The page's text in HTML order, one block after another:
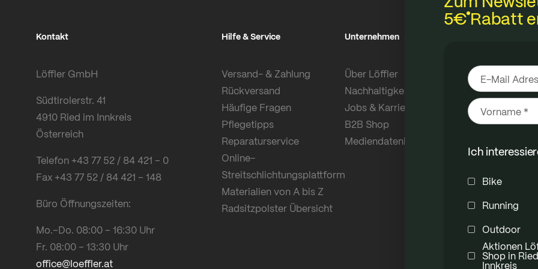
Kontakt
Löffler GmbH
Südtirolerstr. 41
4910 Ried im Innkreis
Österreich
Telefon +43 77 52 / 84 421 – 0
Fax +43 77 52 / 84 421 – 148
Büro Öffnungszeiten:
Mo.–Do. 08:00 – 16:30 Uhr
Fr. 08:00 – 13:30 Uhr
office@loeffler.at
Hilfe & Service
Versand- & Zahlung
Rückversand
Häufige Fragen
Pflegetipps
Reparaturservice
Online-
Streitschlichtungsplattform
Materialien von A bis Z
Radsitzpolster Übersicht
Unternehmen
Über Löffler
Nachhaltigkeit
Jobs & Karriere
B2B Shop
Mediendatenbank
Stoffe aus
regional
5€Rabatt
Ich
Bike
Running
Outdoor
Aktionen
Shop in
Innkreis